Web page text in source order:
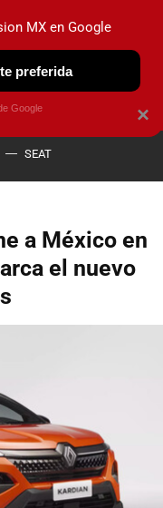
SEAT
a México en
el nuevo
×
MX en Google
preferida
Google